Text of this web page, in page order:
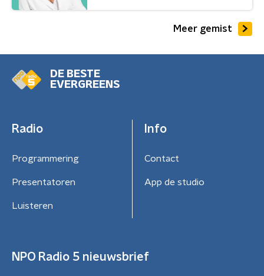
Meer gemist
DE BESTE
EVERGREENS
Radio
Programmering
Presentatoren
Luisteren
Info
Contact
App de studio
NPO Radio 5 nieuwsbrief